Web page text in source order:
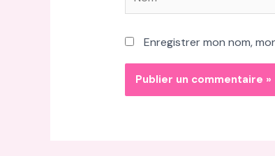
Enregistrer mon nom,